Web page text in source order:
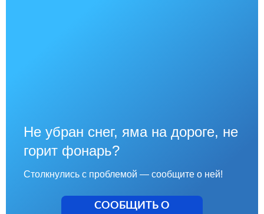
Не убран снег, яма на дороге, не
горит фонарь?
Столкнулись с проблемой — сообщите о ней!
СООБЩИТЬ О